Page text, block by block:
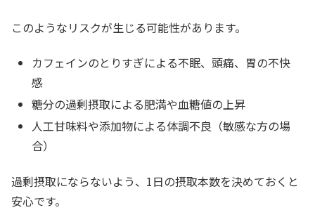
このようなリスクが生じる可能性があります。
カフェインのとりすぎによる不眠、頭痛、胃の不快
感
糖分の過剰摂取による肥満や血糖値の上昇
人工甘味料や添加物による体調不良（敏感な方の場
合）
過剰摂取にならないよう、1日の摂取本数を決めておくと
安心です。